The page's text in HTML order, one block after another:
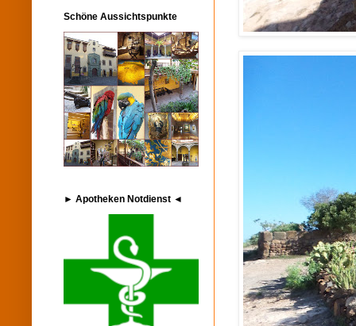
Schöne Aussichtspunkte
► Apotheken Notdienst ◄